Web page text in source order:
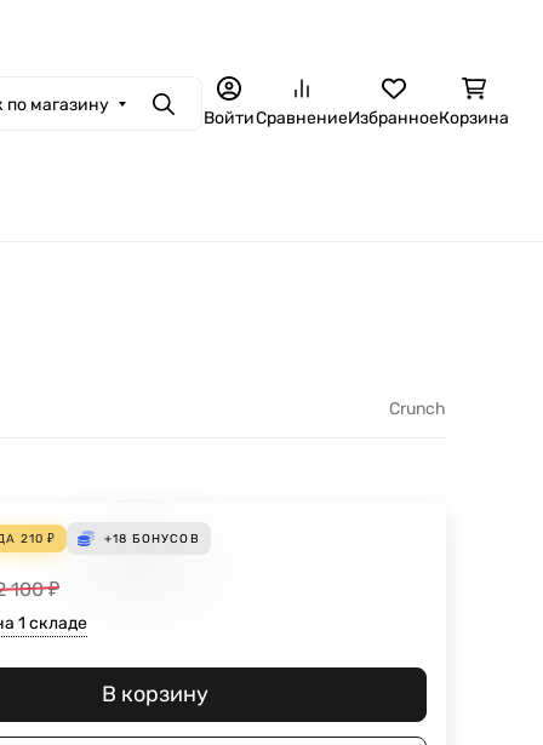
по магазину ПоискВойтиСравнениеИзбранноеКорзина
Crunch
210 ₽ +18 БОНУСОВ
100 ₽
1 складе
В корзину